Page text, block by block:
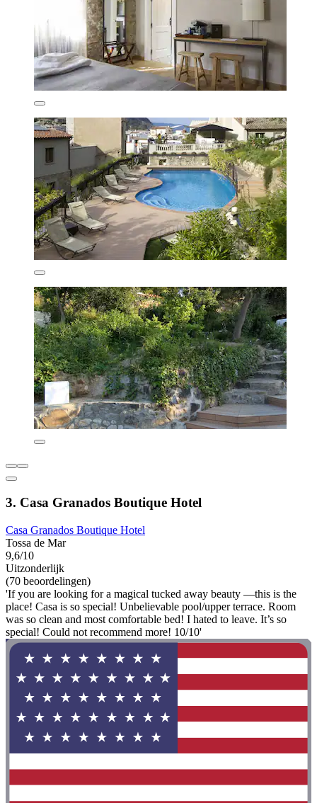
3. Casa Granados Boutique Hotel
Casa Granados Boutique Hotel
Tossa de Mar
9,6/10
Uitzonderlijk
(70 beoordelingen)
'If you are looking for a magical tucked away beauty —this is the
place! Casa is so special! Unbelievable pool/upper terrace. Room
was so clean and most comfortable bed! I hated to leave. It’s so
special! Could not recommend more! 10/10'